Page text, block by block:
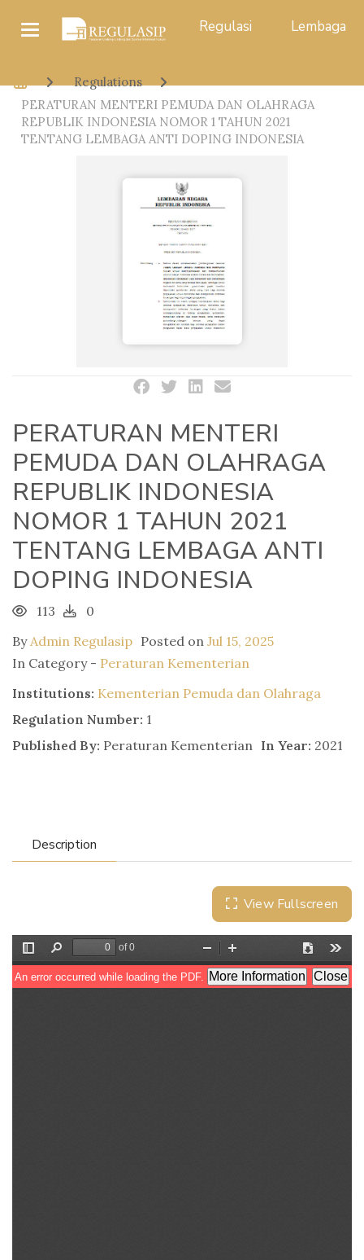
Regulasi Lembaga
Regulations
PERATURAN MENTERI PEMUDA DAN OLAHRAGA
REPUBLIK INDONESIA NOMOR 1 TAHUN 2021
TENTANG LEMBAGA ANTI DOPING INDONESIA
PERATURAN MENTERI
PEMUDA DAN OLAHRAGA
REPUBLIK INDONESIA
NOMOR 1 TAHUN 2021
TENTANG LEMBAGA ANTI
DOPING INDONESIA
113
0
ByAdmin Regulasip Posted on Jul 15, 2025
In Category - Peraturan Kementerian
Institutions: Kementerian Pemuda dan Olahraga
Regulation Number: 1
Published By: Peraturan Kementerian In Year: 2021
Description
View Fullscreen